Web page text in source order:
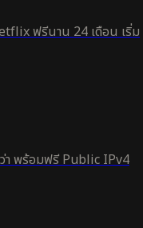
ฟรีนาน 24 เดือน เริ่ม
า พร้อมฟรี Public IPv4